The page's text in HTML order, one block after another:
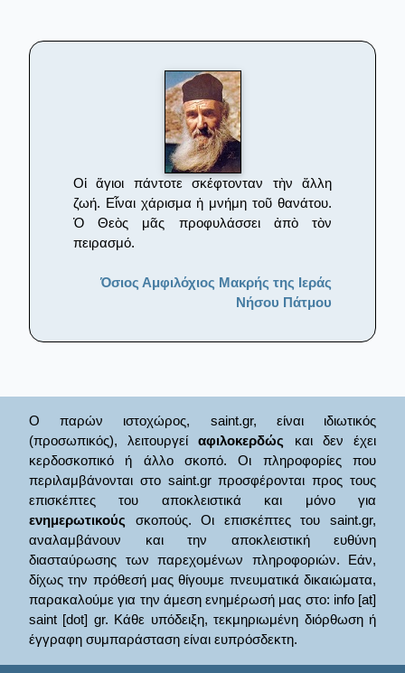
Οἱ ἅγιοι πάντοτε σκέφτονταν τὴν ἄλλη
ζωή. Εἶναι χάρισμα ἡ μνήμη τοῦ θανάτου.
Ὁ Θεὸς μᾶς προφυλάσσει ἀπὸ τὸν
πειρασμό.
Όσιος Αμφιλόχιος Μακρής της Ιεράς
Νήσου Πάτμου
Ο παρών ιστοχώρος, saint.gr, είναι ιδιωτικός
(προσωπικός), λειτουργείαφιλοκερδώς και δεν έχει
κερδοσκοπικό ή άλλο σκοπό. Οι πληροφορίες που
περιλαμβάνονται στο saint.gr προσφέρονται προς τους
επισκέπτες του αποκλειστικά και μόνο για
ενημερωτικούς σκοπούς. Οι επισκέπτες του saint.gr,
αναλαμβάνουν και την αποκλειστική ευθύνη
διασταύρωσης των παρεχομένων πληροφοριών. Εάν,
δίχως την πρόθεσή μας θίγουμε πνευματικά δικαιώματα,
παρακαλούμε για την άμεση ενημέρωσή μας στο: info [at]
saint [dot] gr. Κάθε υπόδειξη, τεκμηριωμένη διόρθωση ή
έγγραφη συμπαράσταση είναι ευπρόσδεκτη.